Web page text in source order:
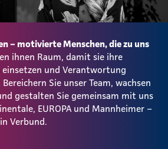
– motivierte Menschen, die zu uns
ihnen Raum, damit sie ihre
und Verantwortung
Sie unser Team, wachsen
gestalten Sie gemeinsam mit uns
EUROPA und Mannheimer –
Verbund.